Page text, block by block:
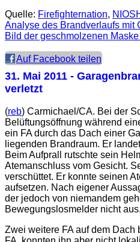
Quelle: Firefighternation,
Analyse des Brandverlaufs mit
Bild der geschmolzenen
Auf Facebook teilen
31. Mai 2011 -
verletzt
(reb) Carmichael/CA. Bei der
Belüftungsöffnung während
ein FA durch das Dach einer
liegenden Brandraum. Er
Beim Aufprall rutschte sein
Atemanschluss vom Gesicht.
verschüttet. Er konnte seinen
aufsetzen. Nach eigener
der jedoch von niemandem
Bewegungslosmelder nicht aus.
Zwei weitere FA auf dem Dach